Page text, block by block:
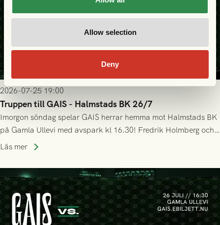
Allow selection
Deny
2026-07-25 19:00
Truppen till GAIS - Halmstads BK 26/7
Imorgon söndag spelar GAIS herrar hemma mot Halmstads BK
på Gamla Ullevi med avspark kl 16.30! Fredrik Holmberg och
ledarstaben har tagit ut följande trupp till matchen:
Läs mer